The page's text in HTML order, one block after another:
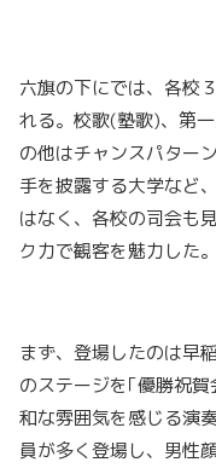
六旗の下にでは、各校
れる。校歌(塾歌)、第
の他はチャンスパター
手を披露する大学など
はなく、各校の司会も
ク力で観客を魅力した。
まず、登場したのは早
のステージを｢優勝祝
和な雰囲気を感じる演
員が多く登場し、男性